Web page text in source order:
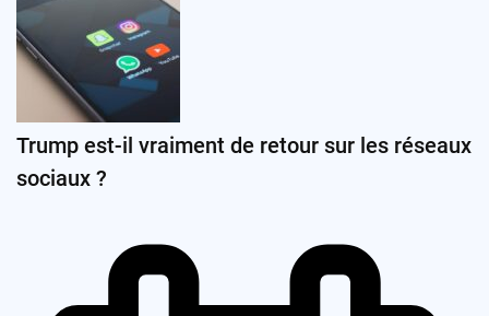
Trump est-il vraiment de retour sur les réseaux
sociaux ?